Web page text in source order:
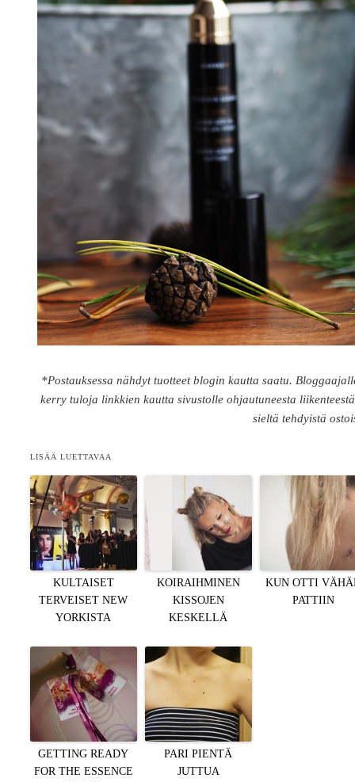
*Postauksessa nähdyt tuotteet blogin kautta saatu.
kerry tuloja linkkien kautta sivustolle ohjautuneesta
sieltä tehdyistä
LISÄÄ LUETTAVAA
KULTAISET
TERVEISET NEW
YORKISTA
KOIRAIHMINEN
KISSOJEN
KESKELLÄ
KUN OTTI
PATTIIN
GETTING READY
FOR THE ESSENCE
PARI PIENTÄ
JUTTUA